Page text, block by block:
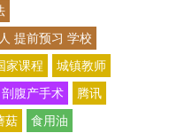
提前预习 学校
家课程
城镇教师
腹产手术
腾讯
菇
食用油